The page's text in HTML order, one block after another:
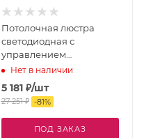
Потолочная люстра
светодиодная с
управлением
смартфоном и пультом
регулировкой цветовой
температурой и яркости
ночным режимом и
таймером LED LAMPS
Нет в наличии
5 181₽/шт
27 251₽ -81%
ПОД ЗАКАЗ